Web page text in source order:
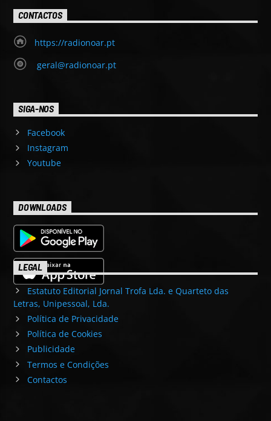
CONTACTOS
https://radionoar.pt
geral@radionoar.pt
SIGA-NOS
Facebook
Instagram
Youtube
DOWNLOADS
LEGAL
Estatuto Editorial Jornal Trofa Lda. e Quarteto das
Letras, Unipessoal, Lda.
Política de Privacidade
Política de Cookies
Publicidade
Termos e Condições
Contactos